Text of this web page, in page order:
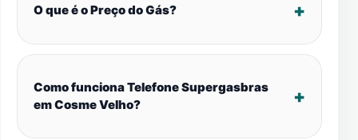
O que é o Preço do Gás?
Como funciona Telefone Supergasbras
em Cosme Velho?